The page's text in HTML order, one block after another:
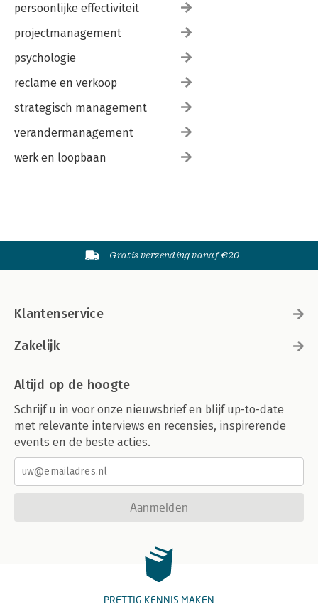
persoonlijke effectiviteit
projectmanagement
psychologie
reclame en verkoop
strategisch management
verandermanagement
werk en loopbaan
Gratis verzending vanaf €20
Klantenservice
Zakelijk
Altijd op de hoogte
Schrijf u in voor onze nieuwsbrief en blijf up-to-date
met relevante interviews en recensies, inspirerende
events en de beste acties.
Aanmelden
PRETTIG KENNIS MAKEN